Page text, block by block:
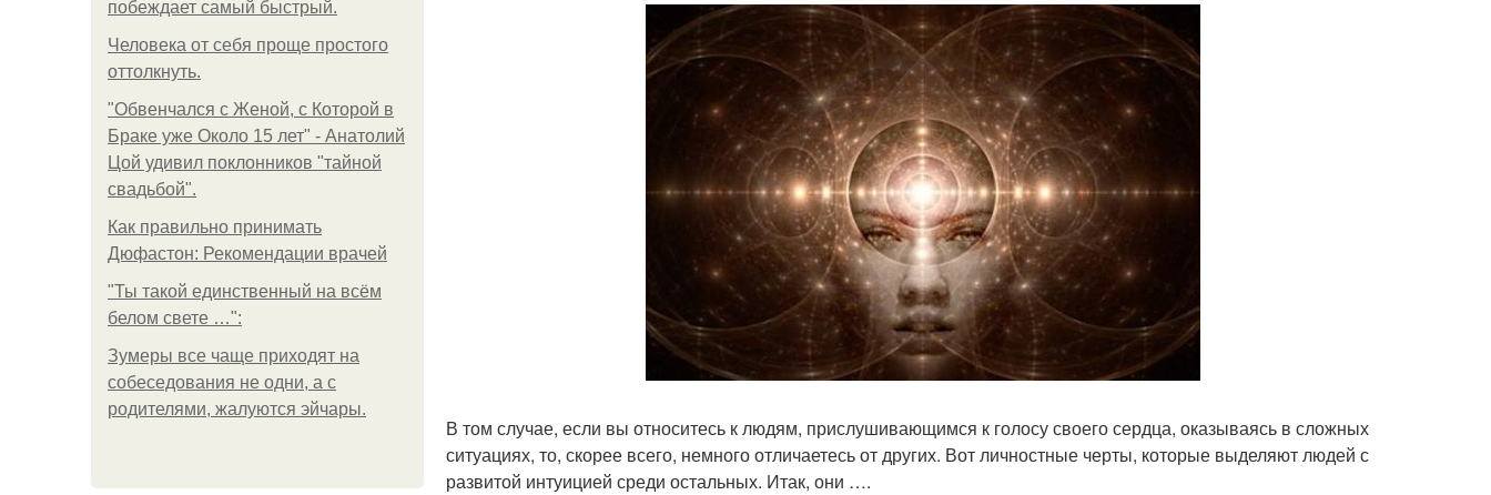
побеждает самый быстрый.
Человека от себя проще простого
оттолкнуть.
"Обвенчался с Женой, с Которой в
Браке уже Около 15 лет" - Анатолий
Цой удивил поклонников "тайной
свадьбой".
Как правильно принимать
Дюфастон: Рекомендации врачей
"Ты такой единственный на всём
белом свете …":
Зумеры все чаще приходят на
собеседования не одни, а с
родителями, жалуются эйчары.
В том случае, если вы относитесь к людям, прислушивающимся к голосу своего сердца, оказываясь в сложных
ситуациях, то, скорее всего, немного отличаетесь от других. Вот личностные черты, которые выделяют людей с
развитой интуицией среди остальных. Итак, они ….